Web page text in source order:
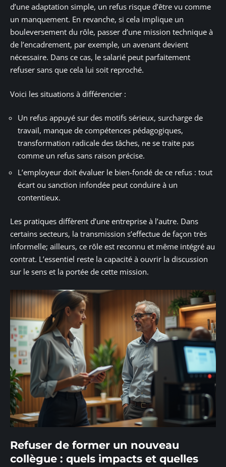
d’une adaptation simple, un refus risque d’être vu comme
un manquement. En revanche, si cela implique un
bouleversement du rôle, passer d’une mission technique à
de l’encadrement, par exemple, un avenant devient
nécessaire. Dans ce cas, le salarié peut parfaitement
refuser sans que cela lui soit reproché.
Voici les situations à différencier :
Un refus appuyé sur des motifs sérieux, surcharge de
travail, manque de compétences pédagogiques,
transformation radicale des tâches, ne se traite pas
comme un refus sans raison précise.
L’employeur doit évaluer le bien-fondé de ce refus : tout
écart ou sanction infondée peut conduire à un
contentieux.
Les pratiques diffèrent d’une entreprise à l’autre. Dans
certains secteurs, la transmission s’effectue de façon très
informelle; ailleurs, ce rôle est reconnu et même intégré au
contrat. L’essentiel reste la capacité à ouvrir la discussion
sur le sens et la portée de cette mission.
Refuser de former un nouveau
collègue : quels impacts et quelles